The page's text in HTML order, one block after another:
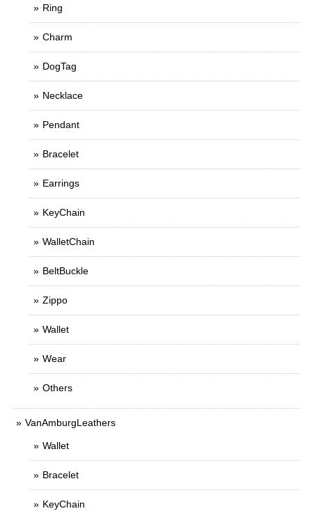
Ring
Charm
DogTag
Necklace
Pendant
Bracelet
Earrings
KeyChain
WalletChain
BeltBuckle
Zippo
Wallet
Wear
Others
VanAmburgLeathers
Wallet
Bracelet
KeyChain